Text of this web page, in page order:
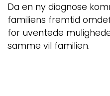
Da en ny diagnose
familiens fremtid
for uventede
samme vil familien.